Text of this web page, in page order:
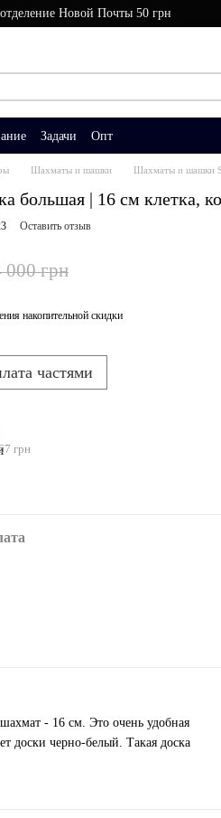
Новой Почты 50 грн
Задачи Опт
Шахматы и шашки Шахматы и шашки
большая | 16 см клетка,
Оставить отзыв
000 грн
накопительной скидки
частями
грн
- 16 см. Это очень удобная
доски черно-белый. Такая доска